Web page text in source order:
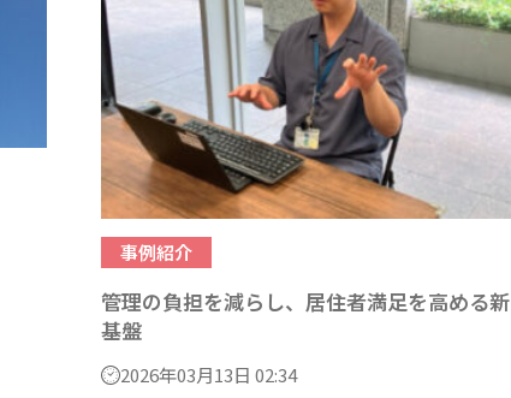
事例紹介
管理の負担を減らし、居住者満足を高める新
基盤
2026年03月13日 02:34